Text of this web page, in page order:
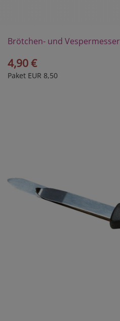
Brötchen- und Vespermesser
4,90 €
Paket EUR 8,50